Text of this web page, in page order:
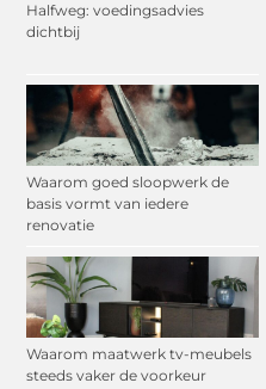
Halfweg: voedingsadvies
dichtbij
Waarom goed sloopwerk de
basis vormt van iedere
renovatie
Waarom maatwerk tv-meubels
steeds vaker de voorkeur